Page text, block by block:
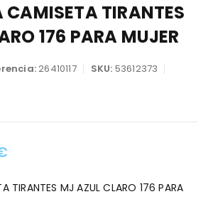
TIRANTES
176 PARA MUJER
26410117 SKU: 53612373
TIRANTES MJ AZUL CLARO 176 PARA